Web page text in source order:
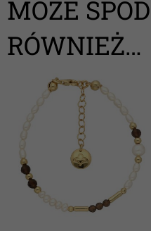
MOŻE
RÓWNIEŻ…